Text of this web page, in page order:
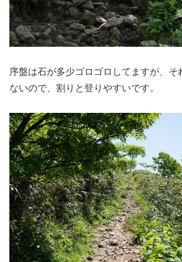
序盤は石が多少ゴロゴロしてますが、そ
ないので、割りと登りやすいです。